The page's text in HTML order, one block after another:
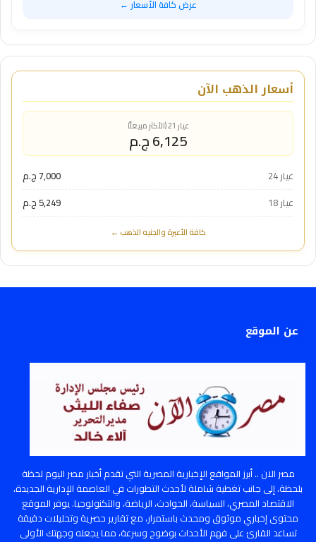
عرض كافة الأسعار ←
أسعار الذهب الآن
عيار 21 (الأكثر مبيعاً)
6,125 ج.م
عيار 24
7,000 ج.م
عيار 18
5,249 ج.م
كافة الأعيرة والجنيه الذهب ←
عن الموقع
مصر الان .. أبرز المواقع الإخبارية المصرية التي تقدم أخبار مصر اليوم لحظة
بلحظة، إلى جانب تغطية شاملة لأحدث التطورات في العاصمة الإدارية الجديدة،
الاقتصاد المصري، السياسة، الحوادث، الرياضة، والتكنولوجيا. يوفر الموقع
محتوى إخباري موثوق ومحدث باستمرار، مع تقارير حصرية وتحليلات دقيقة
تساعد القارئ على فهم الأحداث بوضوح وسرعة، مما يجعله وجهتك الأولى